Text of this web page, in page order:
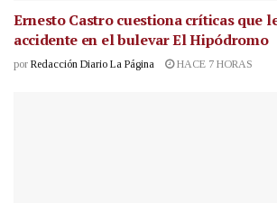
Ernesto Castro cuestiona críticas que
accidente en el bulevar El Hipódromo
por Redacción Diario La Página HACE 7 HORAS